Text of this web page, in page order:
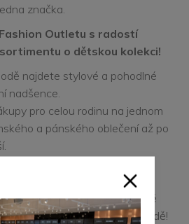
značka.
Outletu s radostí
o dětskou kolekci!
najdete stylové a pohodlné
nadšence.
pro celou rodinu na jednom
a pánského oblečení až po
oblečení pro děti všech
spojují kvalitu, styl a
nové módní trendy pro své
zážitky v našem obchodě!